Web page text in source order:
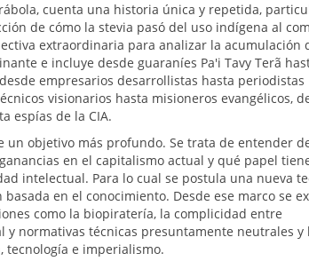
cuenta una historia única y repetida,
de cómo la stevia pasó del uso indígena al
extraordinaria para analizar la acumulación
e incluye desde guaraníes Pa'i Tavy Terã
empresarios desarrollistas hasta periodistas
visionarios hasta misioneros evangélicos,
espías de la CIA.
un objetivo más profundo. Se trata de entender
en el capitalismo actual y qué papel
intelectual. Para lo cual se postula una nueva
en el conocimiento. Desde ese marco se
como la biopiratería, la complicidad entre
y normativas técnicas presuntamente neutrales y
tecnología e imperialismo.